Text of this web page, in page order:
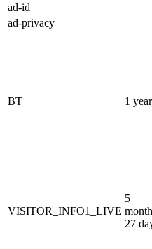
ad-id
ad-privacy
BT 1 year
VISITOR_INFO1_LIVE
5
27